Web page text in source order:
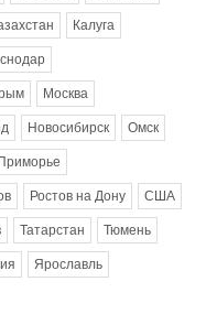
Калуга
Москва
Новосибирск Омск
Ростов на Дону США
Татарстан Тюмень
Ярославль